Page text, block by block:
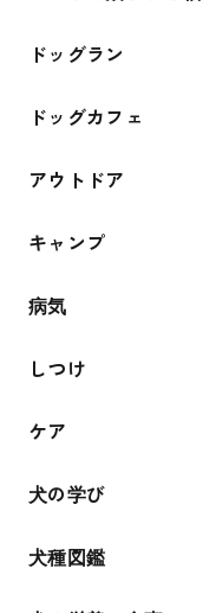
ドッグラン
ドッグカフェ
アウトドア
キャンプ
病気
しつけ
ケア
犬の学び
犬種図鑑